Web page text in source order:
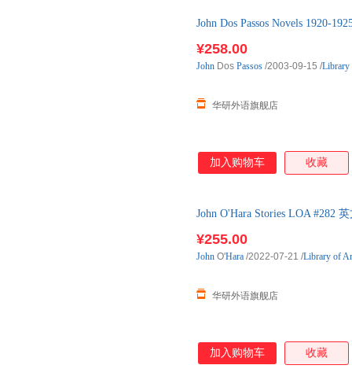
John Dos Passos Novels 1920-
¥258.00
华研外语旗舰店
John Dos Passos /2003-09-15 /Library
加入购物车 收藏
John O'Hara Stories LOA #282
¥255.00
华研外语旗舰店
John O'Hara /2022-07-21 /Library of
加入购物车 收藏